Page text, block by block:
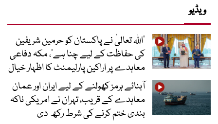
ویڈیو
’اللہ تعالیٰ نے پاکستان کو حرمین شریفین
کی حفاظت کے لیے چنا ہے‘، مکہ دفاعی
معاہدے پر اراکین پارلیمنٹ کا اظہار خیال
آبنائے ہرمز کھولنے کے لیے ایران اور عمان
معاہدے کے قریب، تہران نے امریکی ناکہ
بندی ختم کرنے کی شرط رکھ دی